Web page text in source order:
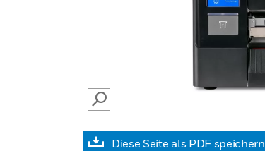
SEARCH
Diese Seite als PDF speichern